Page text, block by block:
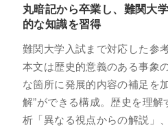
丸暗記から卒業し、難関大
的な知識を習得
難関大学入試まで対応した参考
本文は歴史的意義のある事象
な箇所に発展的内容の補足を
解”ができる構成。歴史を理
析「異なる視点からの解説」